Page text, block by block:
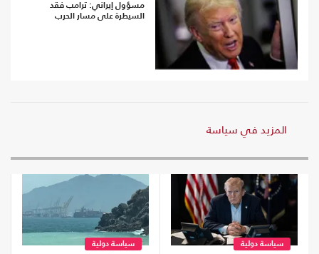
مسؤول إيراني: ترامب فقد
السيطرة على مسار الحرب
المزيد في سياسة
سياسة دولية سياسة دولية